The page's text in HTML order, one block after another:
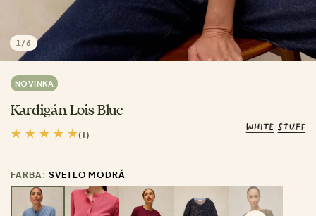
1 /6
NOVINKA
Kardigán Lois Blue
(1)
FARBA: SVETLO MODRÁ